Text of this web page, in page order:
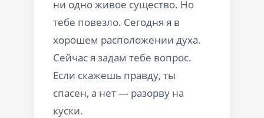
ни одно живое существо. Но
тебе повезло. Сегодня я в
хорошем расположении духа.
Сейчас я задам тебе вопрос.
Если скажешь правду, ты
спасен, а нет — разорву на
куски.